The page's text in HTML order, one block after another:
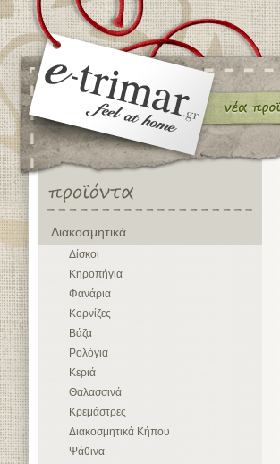
Διακοσμητικά
Δίσκοι
Κηροπήγια
Φανάρια
Κορνίζες
Βάζα
Ρολόγια
Κεριά
Θαλασσινά
Κρεμάστρες
Διακοσμητικά Κήπου
Ψάθινα